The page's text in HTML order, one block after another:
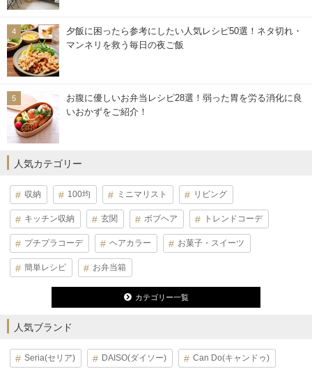
夕飯に困ったら参考にしたい人気レシピ50選！ネタ切れ・
マンネリを救う毎日の夜ご飯
お腹に優しいお弁当レシピ28選！弱った胃を労る消化に良
いおかずをご紹介！
人気カテゴリー
収納 100均 ミニマリスト リビング
キッチン収納 玄関 ボブヘア トレンドコーデ
プチプラコーデ ヘアカラー お菓子・スイーツ
簡単レシピ お弁当箱
カテゴリー一覧
人気ブランド
Seria(セリア) DAISO(ダイソー) Can Do(キャンドゥ)